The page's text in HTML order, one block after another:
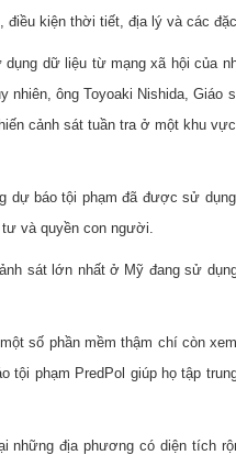
kiện thời tiết, địa lý và các
dụng dữ liệu từ mạng xã hội của
nhiên, ông Toyoaki Nishida,
cảnh sát tuần tra ở một khu
dự báo tội phạm đã được sử
và quyền con người.
sát lớn nhất ở Mỹ đang sử
số phần mềm thậm chí còn
tội phạm PredPol giúp họ tập
những địa phương có diện tích